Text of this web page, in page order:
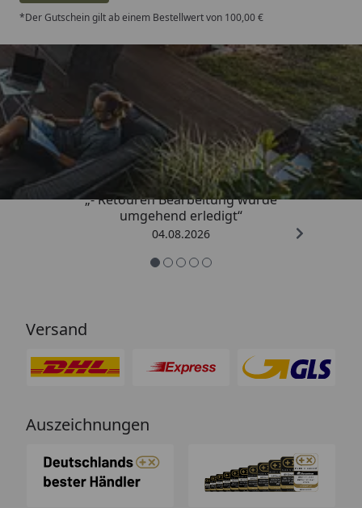
*Der Gutschein gilt ab einem Bestellwert von 100,00 €
Trusted Shops
4,81/ 5
„- Retouren Bearbeitung wurde
umgehend erledigt“
04.08.2026
Versand
Auszeichnungen